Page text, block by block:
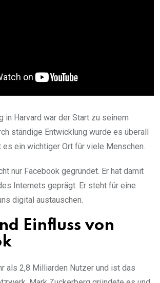
in Harvard war der Start zu seinem
ständige Entwicklung wurde es überall
es ein wichtiger Ort für viele Menschen.
nur Facebook gegründet. Er hat damit
Internets geprägt. Er steht für eine
digital austauschen.
Einfluss von
als 2,8 Milliarden Nutzer und ist das